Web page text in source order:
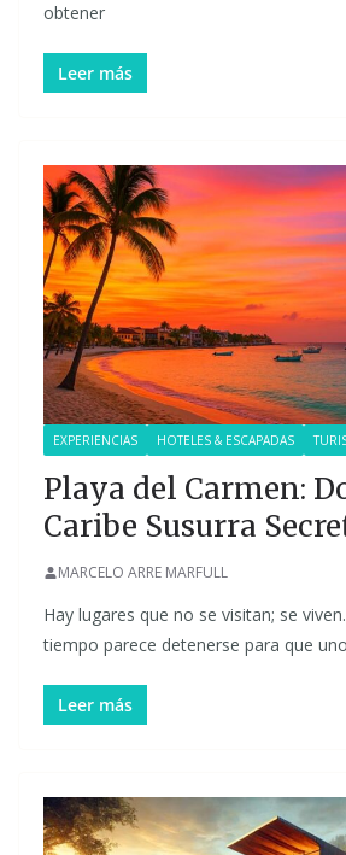
obtener
Leer más
EXPERIENCIAS HOTELES & ESCAPADAS
Playa del Carmen:
Caribe Susurra
MARCELO ARRE MARFULL
Hay lugares que no se visitan; se
tiempo parece detenerse para que
Leer más